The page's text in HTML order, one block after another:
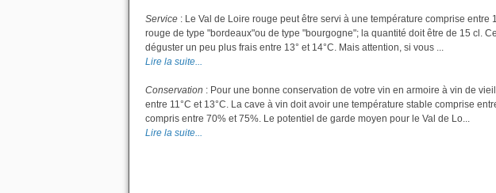
Service : Le Val de Loire rouge peut être servi à une température comprise entre
rouge de type "bordeaux"ou de type "bourgogne"; la quantité doit être de 15 cl.
déguster un peu plus frais entre 13° et 14°C. Mais attention, si vous ...
Lire la suite...
Conservation : Pour une bonne conservation de votre vin en armoire à vin de
entre 11°C et 13°C. La cave à vin doit avoir une température stable comprise
compris entre 70% et 75%. Le potentiel de garde moyen pour le Val de Lo...
Lire la suite...